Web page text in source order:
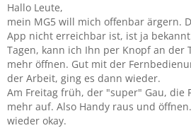
Hallo Leute,
mein MG5 will mich offenbar ärgern.
App nicht erreichbar ist, ist ja
Tagen, kann ich Ihn per Knopf an der
mehr öffnen. Gut mit der
der Arbeit, ging es dann wieder.
Am Freitag früh, der "super" Gau, die
mehr auf. Also Handy raus und
wieder okay.